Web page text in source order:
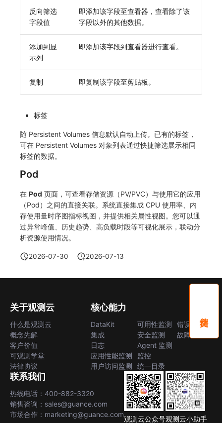
字段展示权限
敏感数据扫描
实验室
快照管理
DQL 数据查询
免登录 Token
图表图片
反向筛选
字段值
即添加该字段至查看器，查看除了该
字段以外的其他数据。
添加到显
示列
即添加该字段到查看器进行查看。
复制 即复制该字段至剪贴板。
标签
随 Persistent Volumes 信息默认自动上传。已有的标签，
可在 Persistent Volumes 对象列表通过快捷筛选展示相同
标签的数据。
Pod
在 Pod 页面，可查看存储资源（PV/PVC）与使用它的应用
（Pod）之间的直接关联。系统直接集成 CPU 使用率、内
存使用量时序图指标视图，并提供相关属性视图。您可以通
过异常峰值、历史趋势、高负载时段等可视化展示，联动分
析资源使用情况。
2026-07-30 2026-07-13
关于观测云
什么是观测云
概念先解
客户价值
可观测学堂
法律协议
核心能力
DataKit
集成
日志
应用性能监测
用户访问监测
可用性监测
安全监测
Agent 监测
监控
统一目录
错误中心
故障中心
联系我们
热线电话：400-882-3320
销售咨询：sales@guance.com
市场合作：marketing@guance.com
观测云公众号观测云小助手